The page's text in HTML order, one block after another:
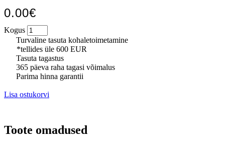
0.00€
Kogus
Turvaline tasuta kohaletoimetamine
*tellides üle 600 EUR
Tasuta tagastus
365 päeva raha tagasi võimalus
Parima hinna garantii
Lisa ostukorvi
Toote omadused